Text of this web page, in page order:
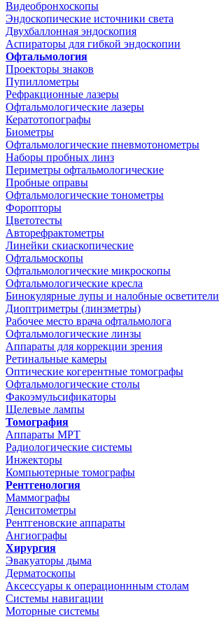
Видеобронхоскопы
Эндоскопические источники света
Двухбаллонная эндоскопия
Аспираторы для гибкой эндоскопии
Офтальмология
Проекторы знаков
Пупиллометры
Рефракционные лазеры
Офтальмологические лазеры
Кератотопографы
Биометры
Офтальмологические пневмотонометры
Наборы пробных линз
Периметры офтальмологические
Пробные оправы
Офтальмологические тонометры
Форопторы
Цветотесты
Авторефрактометры
Линейки скиаскопические
Офтальмоскопы
Офтальмологические микроскопы
Офтальмологические кресла
Бинокулярные лупы и налобные осветители
Диоптриметры (линзметры)
Рабочее место врача офтальмолога
Офтальмологические линзы
Аппараты для коррекции зрения
Ретинальные камеры
Оптические когерентные томографы
Офтальмологические столы
Факоэмульсификаторы
Щелевые лампы
Томография
Аппараты МРТ
Радиологические системы
Инжекторы
Компьютерные томографы
Рентгенология
Маммографы
Денситометры
Рентгеновские аппараты
Ангиографы
Хирургия
Эвакуаторы дыма
Дерматоскопы
Аксессуары к операционнным столам
Системы навигации
Моторные системы